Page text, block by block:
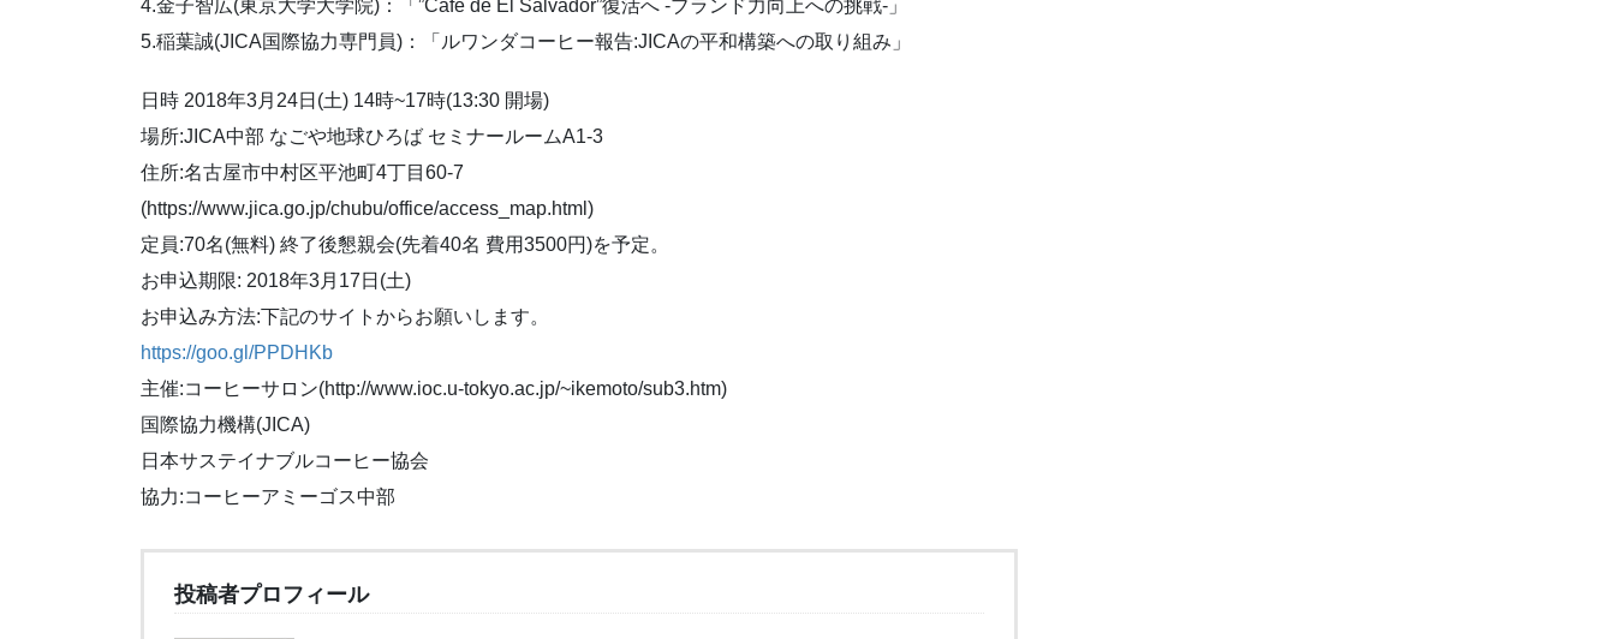
4.金子智広(東京大学大学院)：「”Cafe de El Salvador”復活へ -ブランド力向上への挑戦-」
5.稲葉誠(JICA国際協力専門員)：「ルワンダコーヒー報告:JICAの平和構築への取り組み」
日時 2018年3月24日(土) 14時~17時(13:30 開場)
場所:JICA中部 なごや地球ひろば セミナールームA1-3
住所:名古屋市中村区平池町4丁目60-7
(https://www.jica.go.jp/chubu/office/access_map.html)
定員:70名(無料) 終了後懇親会(先着40名 費用3500円)を予定。
お申込期限: 2018年3月17日(土)
お申込み方法:下記のサイトからお願いします。
https://goo.gl/PPDHKb
主催:コーヒーサロン(http://www.ioc.u-tokyo.ac.jp/~ikemoto/sub3.htm)
国際協力機構(JICA)
日本サステイナブルコーヒー協会
協力:コーヒーアミーゴス中部
投稿者プロフィール